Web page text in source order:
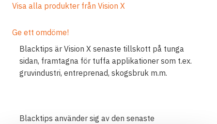
Visa alla produkter från Vision X
Ge ett omdöme!
Blacktips är Vision X senaste tillskott på tunga
sidan, framtagna för tuffa applikationer som t.ex.
gruvindustri, entreprenad, skogsbruk m.m.
Blacktips använder sig av den senaste